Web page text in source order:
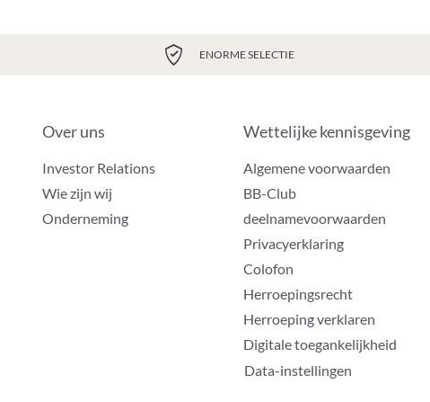
ENORME SELECTIE
Over uns
Investor Relations
Wie zijn wij
Onderneming
Wettelijke kennisgeving
Algemene voorwaarden
BB-Club
deelnamevoorwaarden
Privacyerklaring
Colofon
Herroepingsrecht
Herroeping verklaren
Digitale toegankelijkheid
Data-instellingen